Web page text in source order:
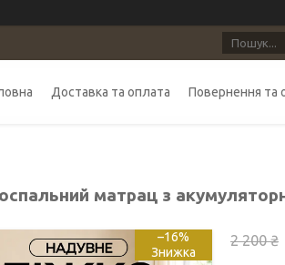
Доставка та оплата Повернення та
матрац з
–16% 2 200 ₴